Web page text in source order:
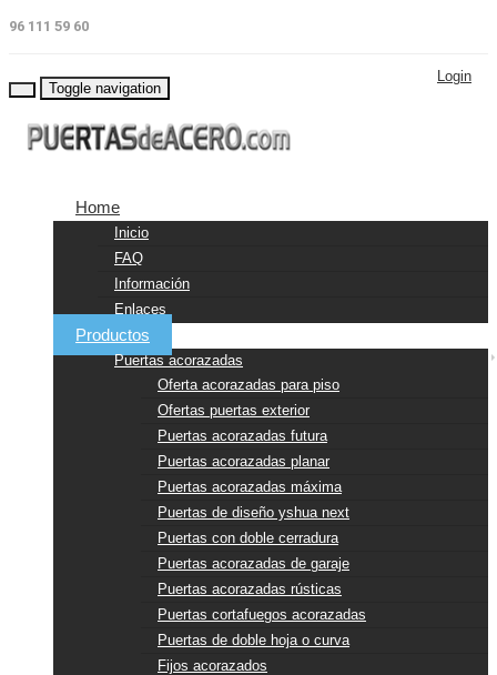
96 111 59 60
Login
Toggle navigation
Home
Inicio
FAQ
Información
Enlaces
Productos
Puertas acorazadas
Oferta acorazadas para piso
Ofertas puertas exterior
Puertas acorazadas futura
Puertas acorazadas planar
Puertas acorazadas máxima
Puertas de diseño yshua next
Puertas con doble cerradura
Puertas acorazadas de garaje
Puertas acorazadas rústicas
Puertas cortafuegos acorazadas
Puertas de doble hoja o curva
Fijos acorazados